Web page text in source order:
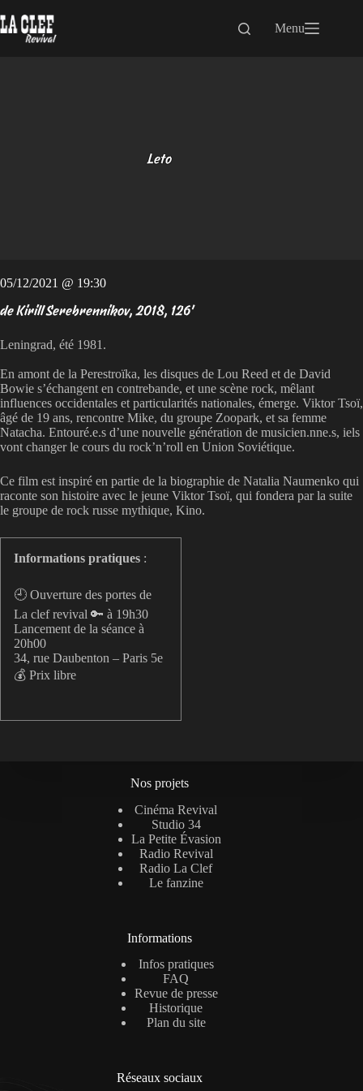
au
contenu
Menu
Leto
05/12/2021 @ 19:30
de Kirill Serebrennikov, 2018, 126'
Leningrad, été 1981.
En amont de la Perestroïka, les disques de Lou Reed et de David
Bowie s’échangent en contrebande, et une scène rock, mêlant
influences occidentales et particularités nationales, émerge. Viktor Tsoï,
âgé de 19 ans, rencontre Mike, du groupe Zoopark, et sa femme
Natacha. Entouré.e.s d’une nouvelle génération de musicien.nne.s, iels
vont changer le cours du rock’n’roll en Union Soviétique.
Ce film est inspiré en partie de la biographie de Natalia Naumenko qui
raconte son histoire avec le jeune Viktor Tsoï, qui fondera par la suite
le groupe de rock russe mythique, Kino.
Informations pratiques :
🕘 Ouverture des portes de
La clef revival 🔑 à 19h30
Lancement de la séance à
20h00
34, rue Daubenton – Paris 5e
💰 Prix libre
Nos projets
Cinéma Revival
Studio 34
La Petite Évasion
Radio Revival
Radio La Clef
Le fanzine
Informations
Infos pratiques
FAQ
Revue de presse
Historique
Plan du site
Réseaux sociaux